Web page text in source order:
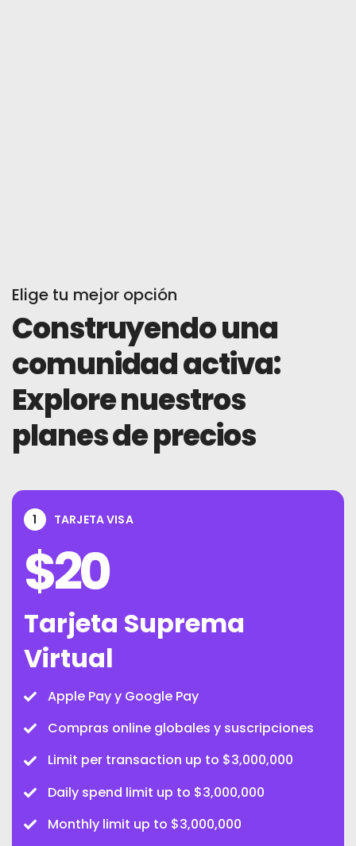
Elige tu mejor opción
Construyendo una
comunidad activa:
Explore nuestros
planes de precios
1 TARJETA VISA
$20
Tarjeta Suprema
Virtual
Apple Pay y Google Pay
Compras online globales y suscripciones
Limit per transaction up to $3,000,000
Daily spend limit up to $3,000,000
Monthly limit up to $3,000,000